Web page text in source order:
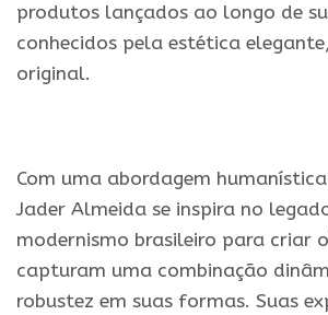
produtos lançados ao longo de
conhecidos pela estética
original.
Com uma abordagem
Jader Almeida se inspira no
modernismo brasileiro para criar
capturam uma combinação
robustez em suas formas. Suas